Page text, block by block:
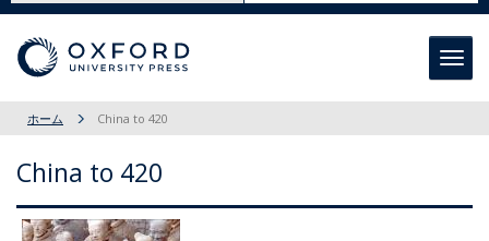
ホーム China to 420
China to 420